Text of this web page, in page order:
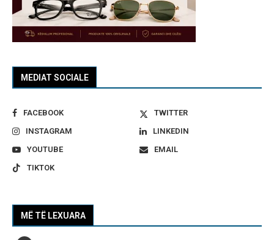
MEDIAT SOCIALE
FACEBOOK
TWITTER
INSTAGRAM
LINKEDIN
YOUTUBE
EMAIL
TIKTOK
MË TË LEXUARA